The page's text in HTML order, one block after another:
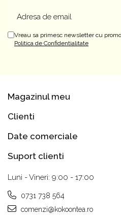
Vreau sa primesc newsletter cu
Politica de Confidentialitate
Magazinul meu
Clienti
Date comerciale
Suport clienti
Luni - Vineri: 9:00 - 17:00
0731 738 564
comenzi@kokoontea.ro